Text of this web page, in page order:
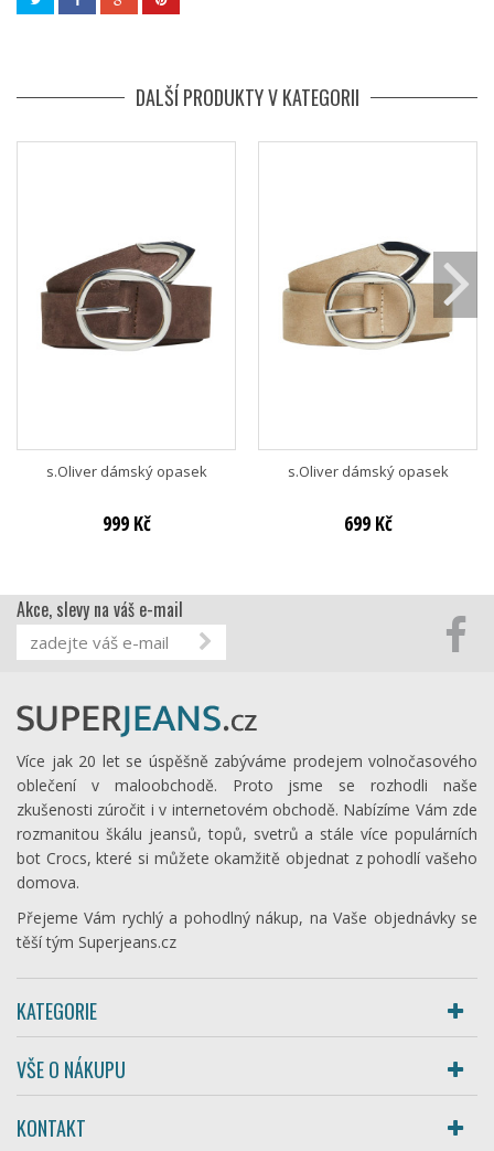
DALŠÍ PRODUKTY V KATEGORII
s.Oliver dámský opasek
999 Kč
s.Oliver dámský opasek
699 Kč
Akce, slevy na váš e-mail
Více jak 20 let se úspěšně zabýváme prodejem volnočasového
oblečení v maloobchodě. Proto jsme se rozhodli naše
zkušenosti zúročit i v internetovém obchodě. Nabízíme Vám zde
rozmanitou škálu jeansů, topů, svetrů a stále více populárních
bot Crocs, které si můžete okamžitě objednat z pohodlí vašeho
domova.
Přejeme Vám rychlý a pohodlný nákup, na Vaše objednávky se
těší tým Superjeans.cz
KATEGORIE
VŠE O NÁKUPU
KONTAKT